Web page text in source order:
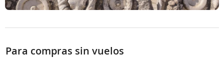
Para compras sin vuelos